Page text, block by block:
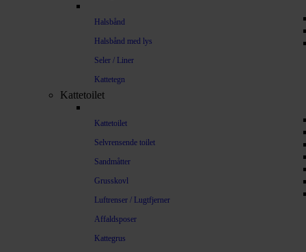
Halsbånd
Halsbånd med lys
Seler / Liner
Kattetegn
Kattetoilet
Kattetoilet
Selvrensende toilet
Sandmåtter
Grusskovl
Luftrenser / Lugtfjerner
Affaldsposer
Kattegrus